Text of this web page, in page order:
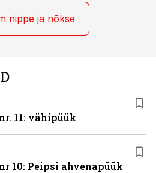
nippe ja nõkse
11: vähipüük
10: Peipsi ahvenapüük